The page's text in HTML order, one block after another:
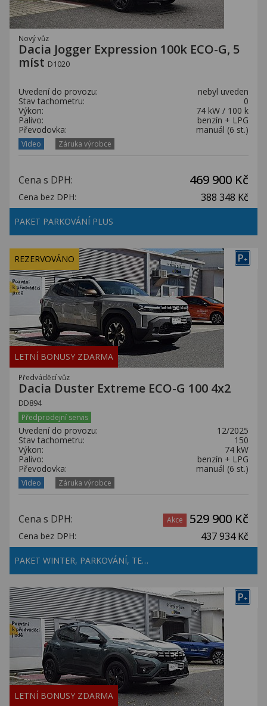
Nový vůz
Dacia Jogger Expression 100k ECO-G, 5
míst D1020
Uvedení do provozu:
nebyl uveden
Stav tachometru:
0
Výkon:
74 kW / 100 k
Palivo:
benzín + LPG
Převodovka:
manuál (6 st.)
Video Záruka výrobce
Cena s DPH: 469 900 Kč
Cena bez DPH: 388 348 Kč
PAKET PARKOVÁNÍ PLUS
P+
REZERVOVÁNO
LETNÍ BONUSY ZDARMA
Předváděcí vůz
Dacia Duster Extreme ECO-G 100 4x2
DD894
Předprodejní servis
Uvedení do provozu:
12/2025
Stav tachometru:
150
Výkon:
74 kW
Palivo:
benzín + LPG
Převodovka:
manuál (6 st.)
Video Záruka výrobce
Cena s DPH: Akce 529 900 Kč
Cena bez DPH: 437 934 Kč
PAKET WINTER, PARKOVÁNÍ, TE…
P+
LETNÍ BONUSY ZDARMA